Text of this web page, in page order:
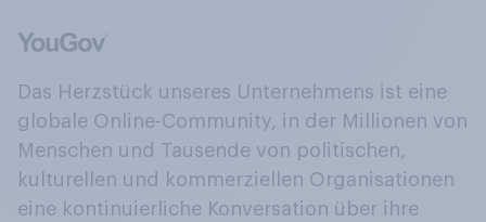
Das Herzstück unseres Unternehmens ist eine
globale Online-Community, in der Millionen von
Menschen und Tausende von politischen,
kulturellen und kommerziellen Organisationen
eine kontinuierliche Konversation über ihre